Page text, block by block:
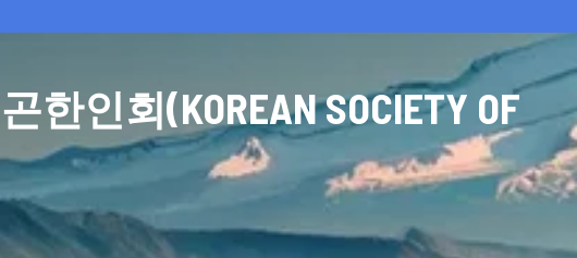
인회(KOREAN SOCIETY OF